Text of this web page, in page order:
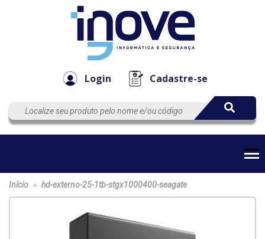
Login Cadastre-se
EmpresaAutomação
Início > hd-externo-25-1tb-stgx1000400-seagate